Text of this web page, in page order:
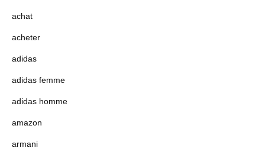
achat
acheter
adidas
adidas femme
adidas homme
amazon
armani